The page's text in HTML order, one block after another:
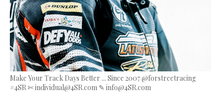
Make Your Track Days Better ... Since 2007 @forstreetracing
#4SR ✄ individual@4SR.com ✎ info@4SR.com